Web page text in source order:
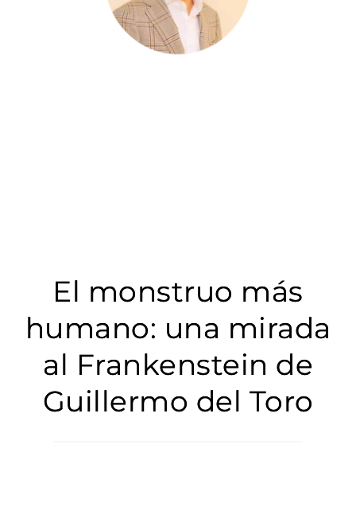
El monstruo más
humano: una mirada
al Frankenstein de
Guillermo del Toro